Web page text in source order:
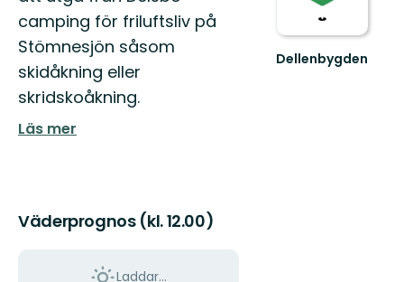
camping för friluftsliv på
Stömnesjön såsom
skidåkning eller
skridskoåkning.
Läs mer
Väderprognos (kl. 12.00)
Laddar...
Dellenbygden